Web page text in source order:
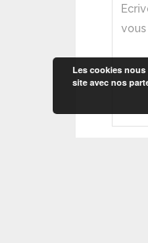
Les cookies
site avec nos